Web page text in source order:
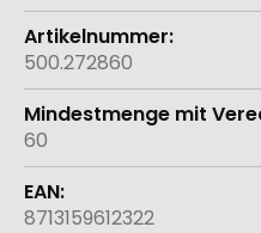
500.272860
60
8713159612322